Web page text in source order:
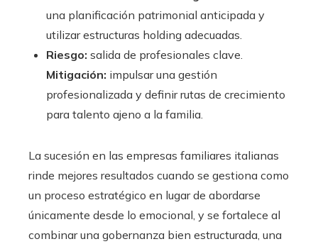
una planificación patrimonial anticipada y
utilizar estructuras holding adecuadas.
Riesgo: salida de profesionales clave.
Mitigación: impulsar una gestión
profesionalizada y definir rutas de crecimiento
para talento ajeno a la familia.
La sucesión en las empresas familiares italianas
rinde mejores resultados cuando se gestiona como
un proceso estratégico en lugar de abordarse
únicamente desde lo emocional, y se fortalece al
combinar una gobernanza bien estructurada, una